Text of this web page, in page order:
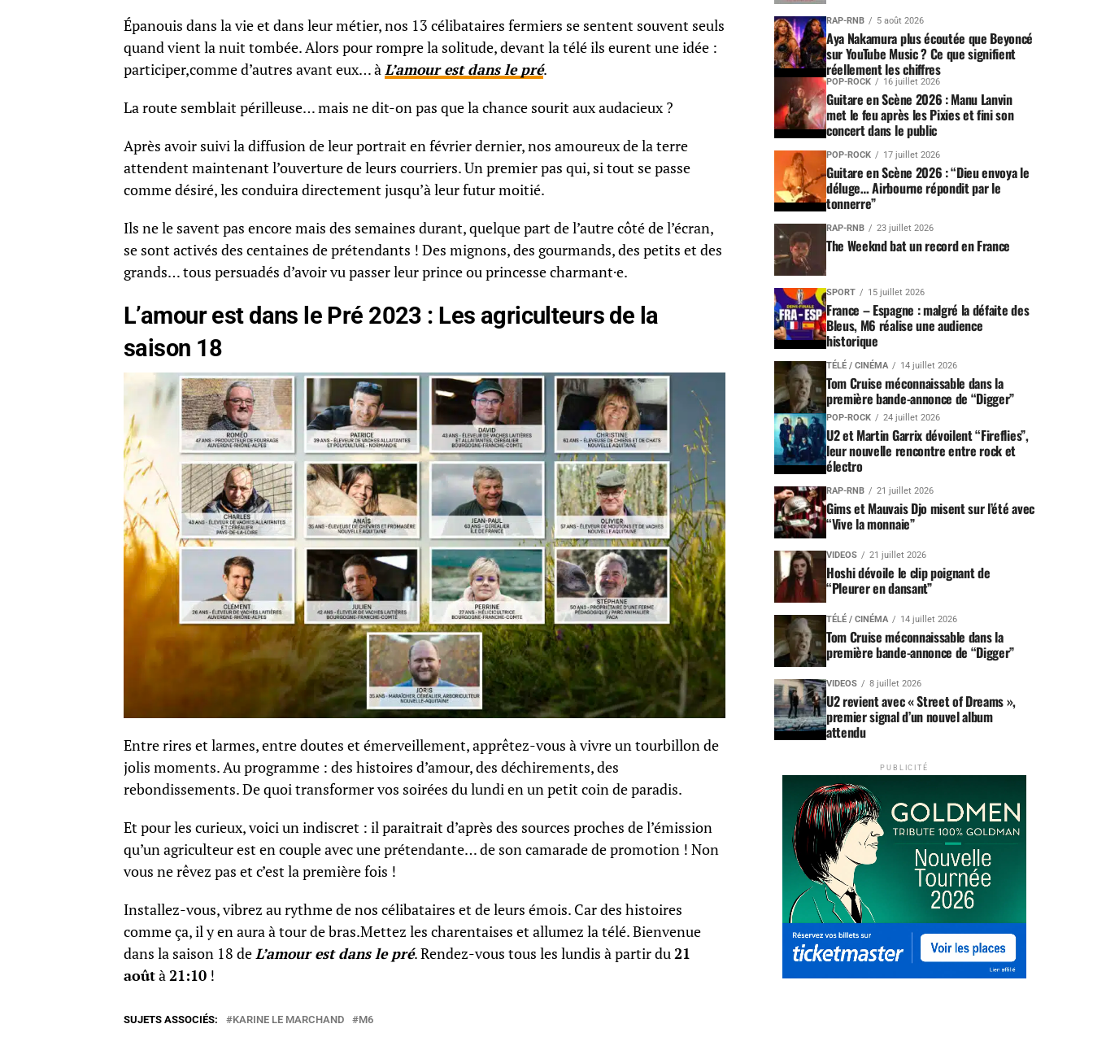
Épanouis dans la vie et dans leur métier, nos 13 célibataires fermiers se sentent souvent seuls
quand vient la nuit tombée. Alors pour rompre la solitude, devant la télé ils eurent une idée :
participer,comme d’autres avant eux… àL’amour est dans le pré.
La route semblait périlleuse… mais ne dit-on pas que la chance sourit aux audacieux ?
Après avoir suivi la diffusion de leur portrait en février dernier, nos amoureux de la terre
attendent maintenant l’ouverture de leurs courriers. Un premier pas qui, si tout se passe
comme désiré, les conduira directement jusqu’à leur futur moitié.
Ils ne le savent pas encore mais des semaines durant, quelque part de l’autre côté de l’écran,
se sont activés des centaines de prétendants ! Des mignons, des gourmands, des petits et des
grands… tous persuadés d’avoir vu passer leur prince ou princesse charmant·e.
L’amour est dans le Pré 2023 : Les agriculteurs de la
saison 18
Entre rires et larmes, entre doutes et émerveillement, apprêtez-vous à vivre un tourbillon de
jolis moments. Au programme : des histoires d’amour, des déchirements, des
rebondissements. De quoi transformer vos soirées du lundi en un petit coin de paradis.
Et pour les curieux, voici un indiscret : il paraitrait d’après des sources proches de l’émission
qu’un agriculteur est en couple avec une prétendante… de son camarade de promotion ! Non
vous ne rêvez pas et c’est la première fois !
Installez-vous, vibrez au rythme de nos célibataires et de leurs émois. Car des histoires
comme ça, il y en aura à tour de bras.Mettez les charentaises et allumez la télé. Bienvenue
dans la saison 18 deL’amour est dans le pré. Rendez-vous tous les lundis à partir du21
aoûtà21:10 !
SUJETS ASSOCIÉS: KARINE LE MARCHAND M6
RAP-RNB 5 août 2026
Aya Nakamura plus écoutée que Beyoncé
sur YouTube Music ? Ce que signifient
réellement les chiffres
POP-ROCK 16 juillet 2026
Guitare en Scène 2026 : Manu Lanvin
met le feu après les Pixies et fini son
concert dans le public
POP-ROCK 17 juillet 2026
Guitare en Scène 2026 : “Dieu envoya le
déluge… Airbourne répondit par le
tonnerre”
RAP-RNB 23 juillet 2026
The Weeknd bat un record en France
SPORT 15 juillet 2026
France – Espagne : malgré la défaite des
Bleus, M6 réalise une audience
historique
TÉLÉ / CINÉMA 14 juillet 2026
Tom Cruise méconnaissable dans la
première bande-annonce de “Digger”
POP-ROCK 24 juillet 2026
U2 et Martin Garrix dévoilent “Fireflies”,
leur nouvelle rencontre entre rock et
électro
RAP-RNB 21 juillet 2026
Gims et Mauvais Djo misent sur l’été avec
“Vive la monnaie”
VIDEOS 21 juillet 2026
Hoshi dévoile le clip poignant de
“Pleurer en dansant”
TÉLÉ / CINÉMA 14 juillet 2026
Tom Cruise méconnaissable dans la
première bande-annonce de “Digger”
VIDEOS 8 juillet 2026
U2 revient avec « Street of Dreams »,
premier signal d’un nouvel album
attendu
PUBLICITÉ